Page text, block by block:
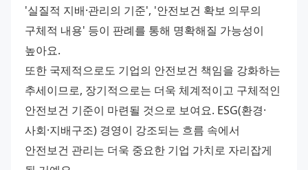
'실질적 지배·관리의 기준', '안전보건 확보 의무의
구체적 내용' 등이 판례를 통해 명확해질 가능성이
높아요.
또한 국제적으로도 기업의 안전보건 책임을 강화하는
추세이므로, 장기적으로는 더욱 체계적이고 구체적인
안전보건 기준이 마련될 것으로 보여요. ESG(환경·
사회·지배구조) 경영이 강조되는 흐름 속에서
안전보건 관리는 더욱 중요한 기업 가치로 자리잡게